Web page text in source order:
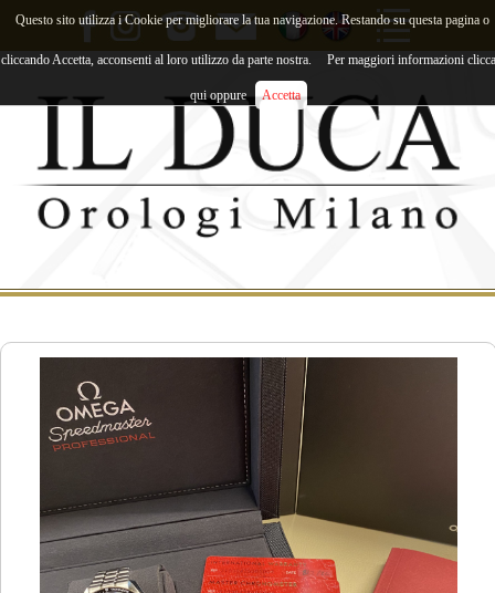
Questo sito utilizza i Cookie per migliorare la tua navigazione. Restando su questa pagina o
cliccando Accetta, acconsenti al loro utilizzo da parte nostra. Per maggiori informazioni clicca
qui oppure Accetta